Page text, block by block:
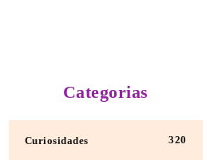
Categorias
Curiosidades 320